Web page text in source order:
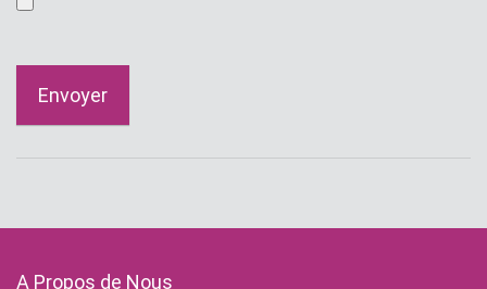
Envoyer
A Propos de Nous